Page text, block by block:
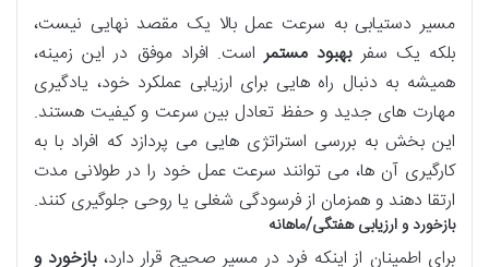
مسیر دستیابی به سرعت عمل بالا یک مقصد نهایی نیست،
بلکه یک سفربهبود مستمراست. افراد موفق در این زمینه،
همیشه به دنبال راه هایی برای ارزیابی عملکرد خود، یادگیری
مهارت های جدید و حفظ تعادل بین سرعت و کیفیت هستند.
این بخش به بررسی استراتژی هایی می پردازد که افراد با به
کارگیری آن ها، می توانند سرعت عمل خود را در طولانی مدت
ارتقا دهند و همزمان از فرسودگی شغلی یا روحی جلوگیری کنند.
بازخورد و ارزیابی هفتگی/ماهانه
برای اطمینان از اینکه فرد در مسیر صحیح قرار دارد،بازخورد و